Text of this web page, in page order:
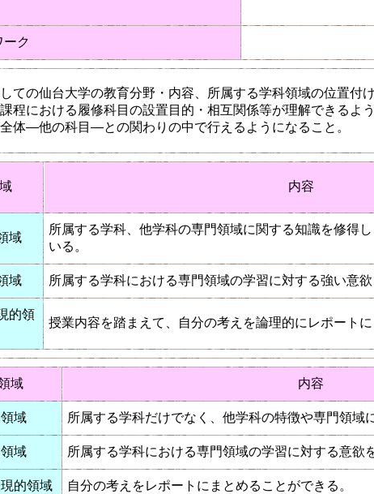
ーク
ての仙台大学の教育分野・内容、所属する学科領域の位置付
程における履修科目の設置目的・相互関係等が理解できるよ
体―他の科目―との関わりの中で行えるようになること。
内容
域
所属する学科、他学科の専門領域に関する知識を修得
いる。
域 所属する学科における専門領域の学習に対する強い意
的領
授業内容を踏まえて、自分の考えを論理的にレポート
域 内容
域 所属する学科だけでなく、他学科の特徴や専門領域
域 所属する学科における専門領域の学習に対する意欲
的領域 自分の考えをレポートにまとめることができる。